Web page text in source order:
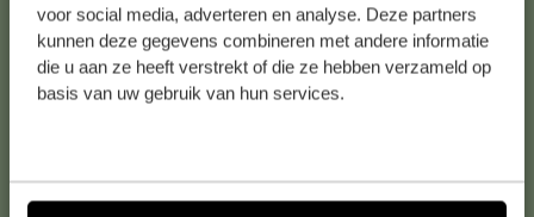
voor social media, adverteren en analyse. Deze partners
kunnen deze gegevens combineren met andere informatie
die u aan ze heeft verstrekt of die ze hebben verzameld op
basis van uw gebruik van hun services.
Kundenservice/Hilfe
Falls Sie Fragen haben oder Tipps und Hilfe brauchen, wenden